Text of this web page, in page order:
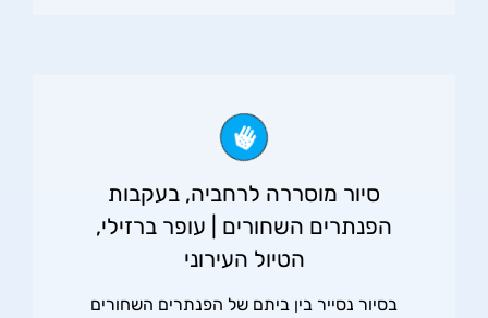
סיור מוסררה לרחביה, בעקבות
הפנתרים השחורים | עופר ברזילי,
הטיול העירוני
בסיור נסייר בין ביתם של הפנתרים השחורים